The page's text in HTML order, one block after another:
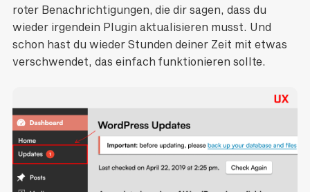
roter Benachrichtigungen, die dir sagen, dass du
wieder irgendein Plugin aktualisieren musst. Und
schon hast du wieder Stunden deiner Zeit mit etwas
verschwendet, das einfach funktionieren sollte.